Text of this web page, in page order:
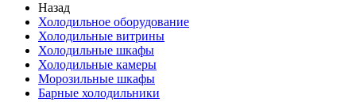
Назад
Холодильное оборудование
Холодильные витрины
Холодильные шкафы
Холодильные камеры
Морозильные шкафы
Барные холодильники